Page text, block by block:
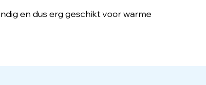
en dus erg geschikt voor warme